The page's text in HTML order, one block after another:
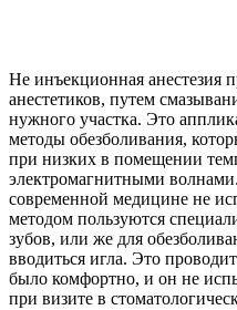
Не инъекционная анестезия
анестетиков, путем
нужного участка. Это
методы обезболивания,
при низких в помещении
электромагнитными
современной медицине не
методом пользуются
зубов, или же для
вводиться игла. Это
было комфортно, и он не
при визите в